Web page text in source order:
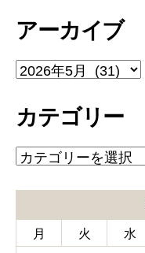
アーカイブ
ア
イ
カテゴリー
カ
ゴ
ー
月 火 水